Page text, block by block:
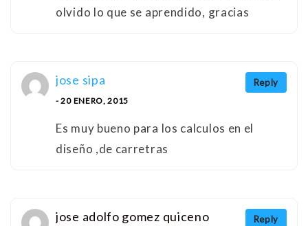
olvido lo que se aprendido, gracias
Reply
jose sipa
- 20 ENERO, 2015
Es muy bueno para los calculos en el
diseño ,de carretras
Reply
jose adolfo gomez quiceno